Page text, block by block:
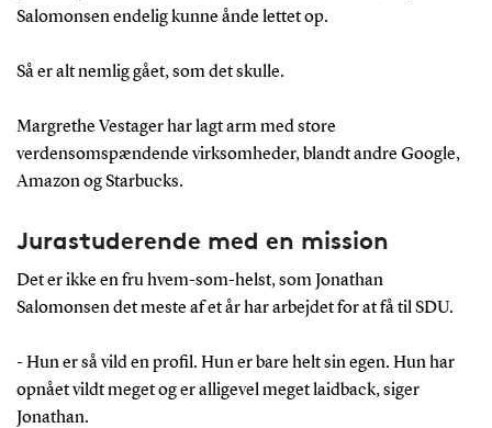
Salomonsen endelig kunne ånde lettet op.
Så er alt nemlig gået, som det skulle.
Margrethe Vestager har lagt arm med store
verdensomspændende virksomheder, blandt andre Google,
Amazon og Starbucks.
Jurastuderende med en mission
Det er ikke en fru hvem-som-helst, som Jonathan
Salomonsen det meste af et år har arbejdet for at få til SDU.
- Hun er så vild en profil. Hun er bare helt sin egen. Hun har
opnået vildt meget og er alligevel meget laidback, siger
Jonathan.